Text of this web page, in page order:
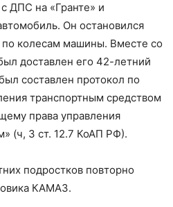
с ДПС на «Гранте» и
Он остановился
по колесам машины. Вместе со
доставлен его 42-летний
составлен протокол по
транспортным средством
права управления
(ч, 3 ст. 12.7 КоАП РФ).
подростков повторно
КАМАЗ.